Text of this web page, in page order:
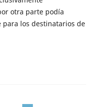
otra parte podía
los destinatarios de